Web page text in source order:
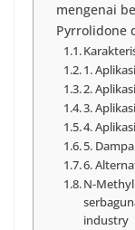
mengenai
Pyrrolidone
1.
2.
3.
4.
5.
6.
N-
industry